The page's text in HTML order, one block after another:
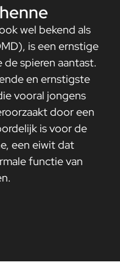
wel bekend als
is een ernstige
spieren aantast.
en ernstigste
vooral jongens
door een
is voor de
een eiwit dat
functie van